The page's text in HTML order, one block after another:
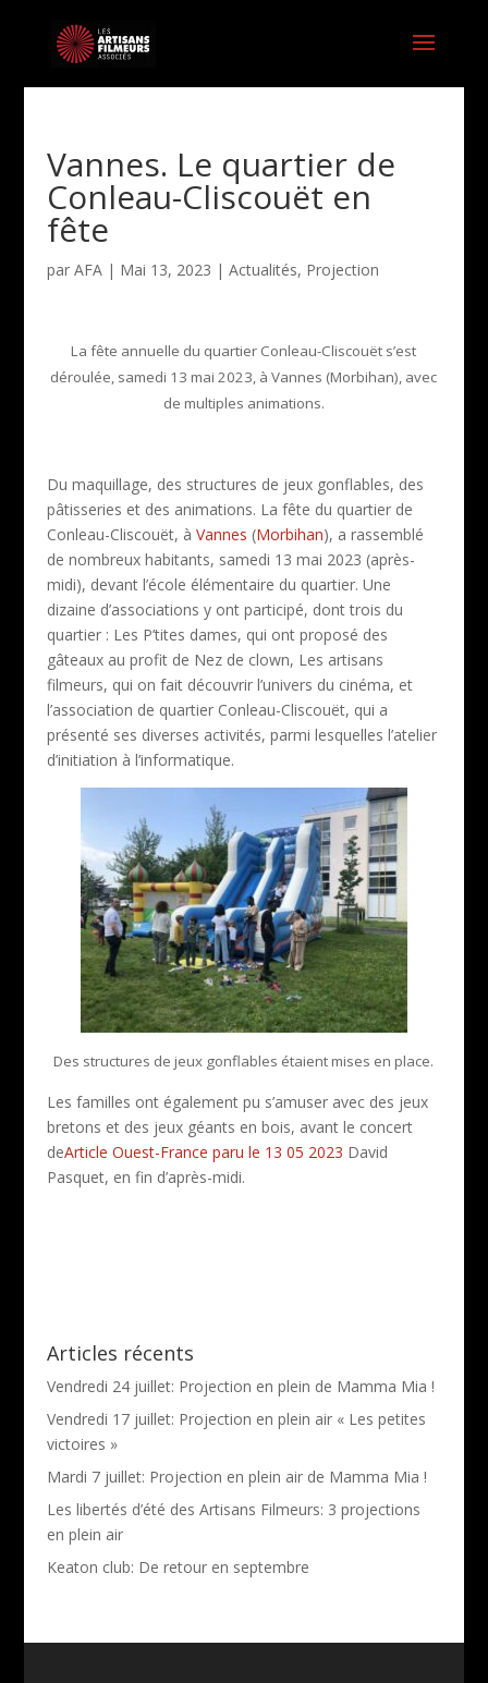
Vannes. Le quartier de
Conleau-Cliscouët en
fête
par AFA| Mai 13, 2023 | Actualités, Projection
La fête annuelle du quartier Conleau-Cliscouët s’est
déroulée, samedi 13 mai 2023, à Vannes (Morbihan), avec
de multiples animations.
Du maquillage, des structures de jeux gonflables, des
pâtisseries et des animations. La fête du quartier de
Conleau-Cliscouët, à Vannes (Morbihan), a rassemblé
de nombreux habitants, samedi 13 mai 2023 (après-
midi), devant l’école élémentaire du quartier. Une
dizaine d’associations y ont participé, dont trois du
quartier : Les P’tites dames, qui ont proposé des
gâteaux au profit de Nez de clown, Les artisans
filmeurs, qui on fait découvrir l’univers du cinéma, et
l’association de quartier Conleau-Cliscouët, qui a
présenté ses diverses activités, parmi lesquelles l’atelier
d’initiation à l’informatique.
Des structures de jeux gonflables étaient mises en place.
Les familles ont également pu s’amuser avec des jeux
bretons et des jeux géants en bois, avant le concert
deArticle Ouest-France paru le 13 05 2023 David
Pasquet, en fin d’après-midi.
Articles récents
Vendredi 24 juillet: Projection en plein de Mamma Mia !
Vendredi 17 juillet: Projection en plein air « Les petites
victoires »
Mardi 7 juillet: Projection en plein air de Mamma Mia !
Les libertés d’été des Artisans Filmeurs: 3 projections
en plein air
Keaton club: De retour en septembre